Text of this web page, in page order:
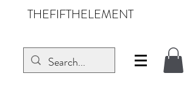
THEFIFTHELEMENT